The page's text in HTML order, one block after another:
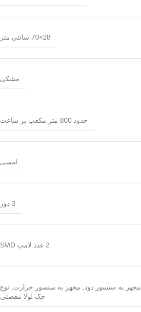
28×70 سانتی متر
مشکی
حدود 800 متر مکعب بر ساعت
لمسی
3 دور
2 عدد لامپ SMD
مجهز به سنسور دود, مجهز به سنسور حرارت, نوع
جک لولا مفصلی